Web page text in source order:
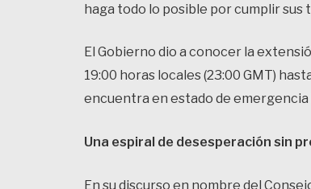
haga todo lo posible por cumplir sus
El Gobierno dio a conocer la
19:00 horas locales (23:00 GMT)
encuentra en estado de emergencia
Una espiral de desesperación sin
En su discurso en nombre del